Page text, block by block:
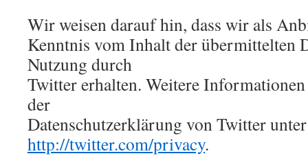
Wir weisen darauf hin, dass wir als
Kenntnis vom Inhalt der übermittelten
Nutzung durch
Twitter erhalten. Weitere
der
Datenschutzerklärung von Twitter unter
http://twitter.com/privacy.